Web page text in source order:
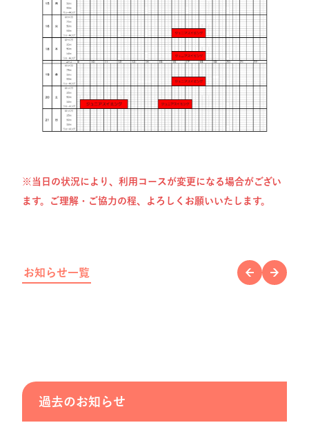
※当日の状況により、利用コースが変更になる場合がござい
ます。ご理解・ご協力の程、よろしくお願いいたします。
お知らせ一覧
過去のお知らせ